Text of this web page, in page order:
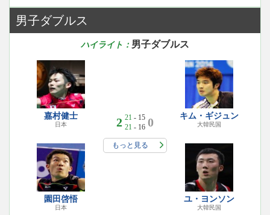
男子ダブルス
ハイライト： 男子ダブルス
嘉村健士
日本
園田啓悟
日本
2 21 - 15
21 - 16 0
もっと見る
キム・ギジュン
大韓民国
ユ・ヨンソン
大韓民国